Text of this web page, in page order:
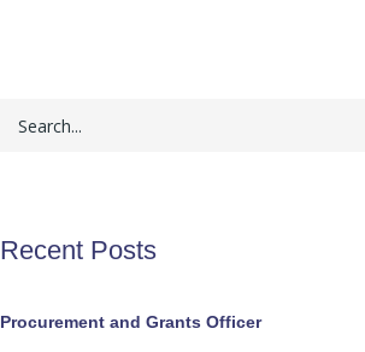
Recent Posts
Procurement and Grants Officer